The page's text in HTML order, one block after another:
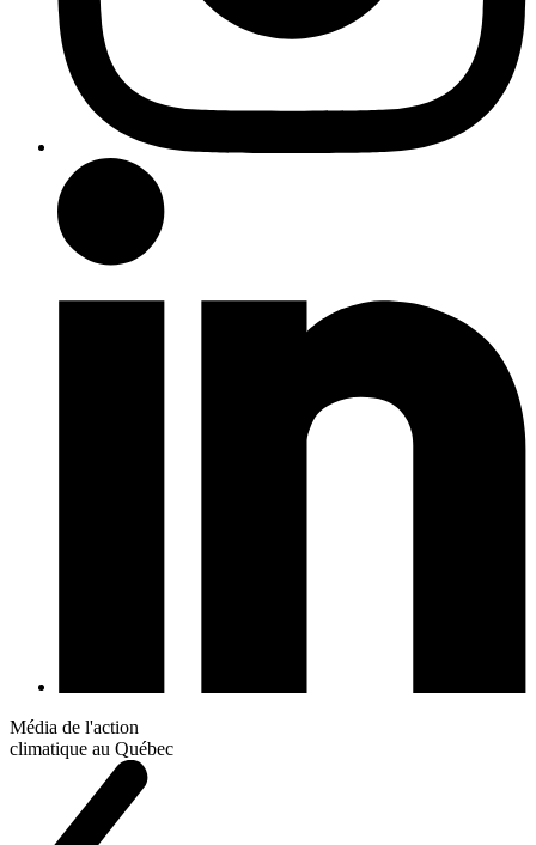
Média de l'action
climatique au Québec